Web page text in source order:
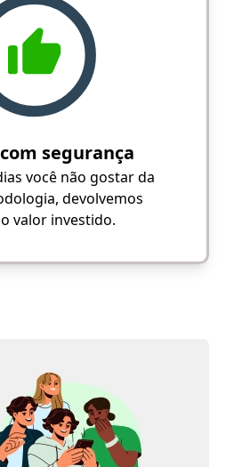
segurança
você não gostar da
devolvemos
valor investido.